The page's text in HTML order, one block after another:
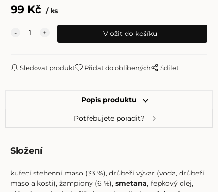
99Kč ks
Sledovat produkt Přidat do oblíbených Sdílet
Popis produktu
Potřebujete poradit?
Složení
kuřecí stehenní maso (33 %), drůbeží vývar (voda, drůbeží
maso a kosti), žampiony (6 %),smetana, řepkový olej,